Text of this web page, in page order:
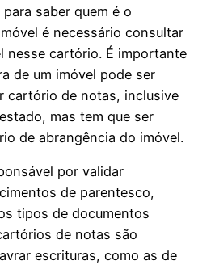
saber quem é o
é necessário consultar
nesse cartório. É importante
de um imóvel pode ser
cartório de notas, inclusive
mas tem que ser
de abrangência do imóvel.
por validar
de parentesco,
tipos de documentos
de notas são
escrituras, como as de